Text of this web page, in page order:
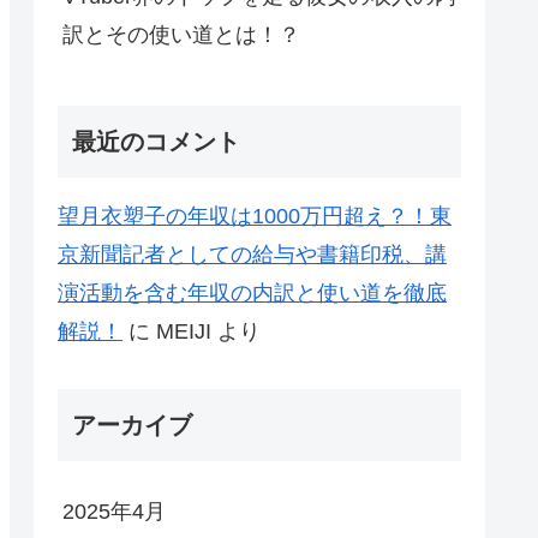
訳とその使い道とは！？
最近のコメント
望月衣塑子の年収は1000万円超え？！東
京新聞記者としての給与や書籍印税、講
演活動を含む年収の内訳と使い道を徹底
解説！
に MEIJI より
アーカイブ
2025年4月